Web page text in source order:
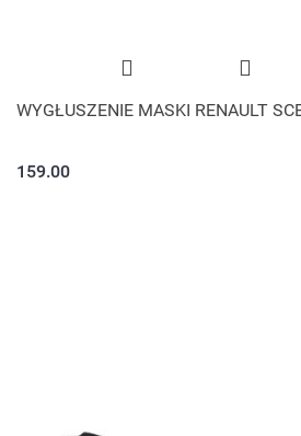
WYGŁUSZENIE MASKI RENAULT
159.00